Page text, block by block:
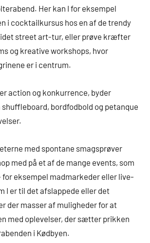
Her kan I for eksempel
i cocktailkursus hos en af de trendy
street art-tur, eller prøve kræfter
og kreative workshops, hvor
er i centrum.
action og konkurrence, byder
shuffleboard, bordfodbold og petanque
med spontane smagsprøver
med på et af de mange events, som
for eksempel madmarkeder eller live-
I er til det afslappede eller det
der masser af muligheder for at
med oplevelser, der sætter prikken
i Kødbyen.